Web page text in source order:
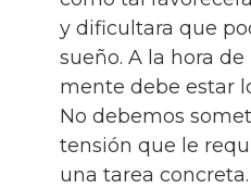
y dificultara que
sueño. A la hora
mente debe estar
No debemos
tensión que le
una tarea concreta.